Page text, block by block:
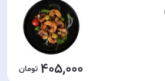
405,000